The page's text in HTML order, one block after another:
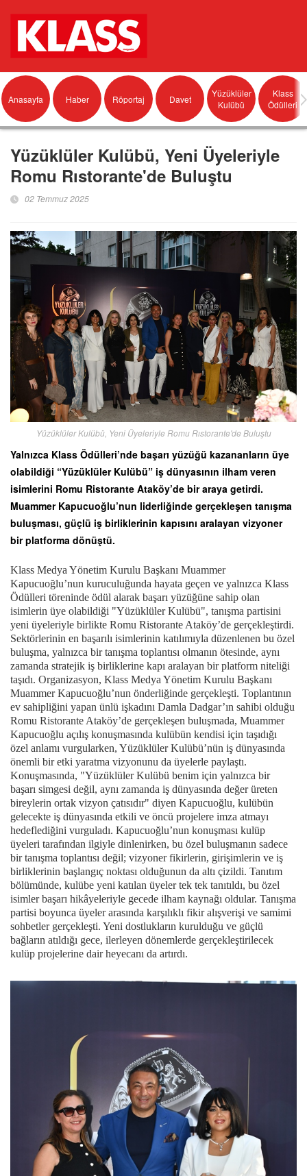
Anasayfa Haber Röportaj Davet
Yüzüklüler
Kulübü
Klass
Ödülleri
Yüzüklüler Kulübü, Yeni Üyeleriyle
Romu Rıstorante'de Buluştu
02 Temmuz 2025
Yüzüklüler Kulübü, Yeni Üyeleriyle Romu Rıstorante'de Buluştu
Yalnızca Klass Ödülleri’nde başarı yüzüğü kazananların üye
olabildiği “Yüzüklüler Kulübü” iş dünyasının ilham veren
isimlerini Romu Ristorante Ataköy’de bir araya getirdi.
Muammer Kapucuoğlu’nun liderliğinde gerçekleşen tanışma
buluşması, güçlü iş birliklerinin kapısını aralayan vizyoner
bir platforma dönüştü.
Klass Medya Yönetim Kurulu Başkanı Muammer
Kapucuoğlu’nun kuruculuğunda hayata geçen ve yalnızca Klass
Ödülleri töreninde ödül alarak başarı yüzüğüne sahip olan
isimlerin üye olabildiği "Yüzüklüler Kulübü", tanışma partisini
yeni üyeleriyle birlikte Romu Ristorante Ataköy’de gerçekleştirdi.
Sektörlerinin en başarılı isimlerinin katılımıyla düzenlenen bu özel
buluşma, yalnızca bir tanışma toplantısı olmanın ötesinde, aynı
zamanda stratejik iş birliklerine kapı aralayan bir platform niteliği
taşıdı. Organizasyon, Klass Medya Yönetim Kurulu Başkanı
Muammer Kapucuoğlu’nun önderliğinde gerçekleşti. Toplantının
ev sahipliğini yapan ünlü işkadını Damla Dadgar’ın sahibi olduğu
Romu Ristorante Ataköy’de gerçekleşen buluşmada, Muammer
Kapucuoğlu açılış konuşmasında kulübün kendisi için taşıdığı
özel anlamı vurgularken, Yüzüklüler Kulübü’nün iş dünyasında
önemli bir etki yaratma vizyonunu da üyelerle paylaştı.
Konuşmasında, "Yüzüklüler Kulübü benim için yalnızca bir
başarı simgesi değil, aynı zamanda iş dünyasında değer üreten
bireylerin ortak vizyon çatısıdır" diyen Kapucuoğlu, kulübün
gelecekte iş dünyasında etkili ve öncü projelere imza atmayı
hedeflediğini vurguladı. Kapucuoğlu’nun konuşması kulüp
üyeleri tarafından ilgiyle dinlenirken, bu özel buluşmanın sadece
bir tanışma toplantısı değil; vizyoner fikirlerin, girişimlerin ve iş
birliklerinin başlangıç noktası olduğunun da altı çizildi. Tanıtım
bölümünde, kulübe yeni katılan üyeler tek tek tanıtıldı, bu özel
isimler başarı hikâyeleriyle gecede ilham kaynağı oldular. Tanışma
partisi boyunca üyeler arasında karşılıklı fikir alışverişi ve samimi
sohbetler gerçekleşti. Yeni dostlukların kurulduğu ve güçlü
bağların atıldığı gece, ilerleyen dönemlerde gerçekleştirilecek
kulüp projelerine dair heyecanı da artırdı.